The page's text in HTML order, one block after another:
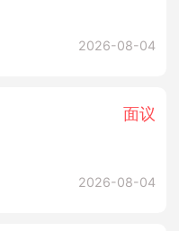
2026-08-04
面议
2026-08-04